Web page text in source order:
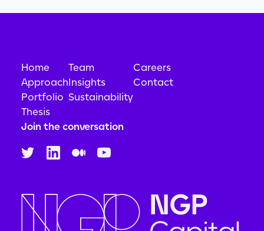
Home
Approach
Portfolio
Thesis
Team
Insights
Sustainability
Careers
Contact
Join the conversation